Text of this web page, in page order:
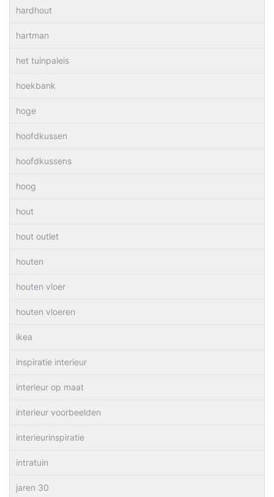
hardhout
hartman
het tuinpaleis
hoekbank
hoge
hoofdkussen
hoofdkussens
hoog
hout
hout outlet
houten
houten vloer
houten vloeren
ikea
inspiratie interieur
interieur op maat
interieur voorbeelden
interieurinspiratie
intratuin
jaren 30